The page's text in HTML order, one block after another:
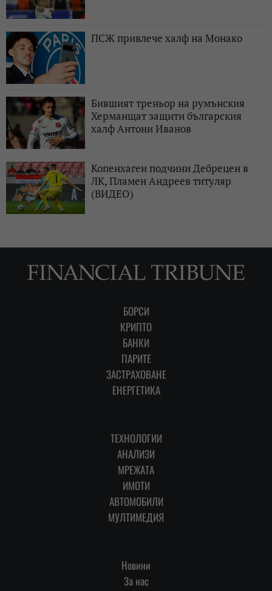
ПСЖ привлече халф на Монако
Бившият треньор на румънския
Херманщат защити българския
халф Антони Иванов
Копенхаген подчини Дебрецен в
ЛК, Пламен Андреев титуляр
(ВИДЕО)
БОРСИ
КРИПТО
БАНКИ
ПАРИТЕ
ЗАСТРАХОВАНЕ
ЕНЕРГЕТИКА
ТЕХНОЛОГИИ
АНАЛИЗИ
МРЕЖАТА
ИМОТИ
АВТОМОБИЛИ
МУЛТИМЕДИЯ
Новини
За нас